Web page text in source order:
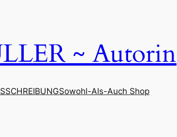
~ Autorin
Sowohl-Als-Auch Shop